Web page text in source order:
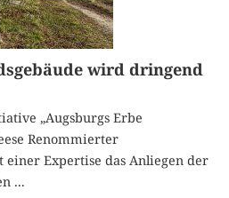
wird dringend
„Augsburgs Erbe
Renommierter
einer Expertise das Anliegen der
...